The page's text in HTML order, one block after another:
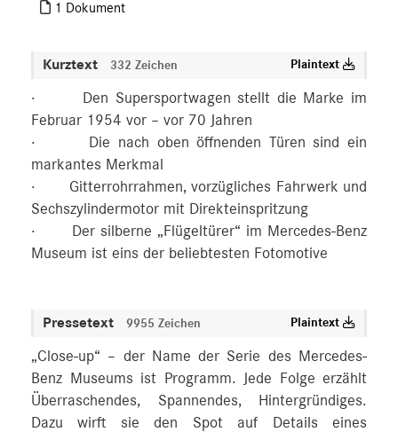
1 Dokument
Kurztext 332 Zeichen Plaintext
· Den Supersportwagen stellt die Marke im
Februar 1954 vor – vor 70 Jahren
· Die nach oben öffnenden Türen sind ein
markantes Merkmal
· Gitterrohrrahmen, vorzügliches Fahrwerk und
Sechszylindermotor mit Direkteinspritzung
· Der silberne „Flügeltürer“ im Mercedes-Benz
Museum ist eins der beliebtesten Fotomotive
Pressetext 9955 Zeichen Plaintext
„Close-up“ – der Name der Serie des Mercedes-
Benz Museums ist Programm. Jede Folge erzählt
Überraschendes, Spannendes, Hintergründiges.
Dazu wirft sie den Spot auf Details eines